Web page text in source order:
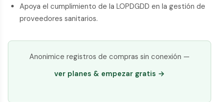
Apoya el cumplimiento de la LOPDGDD en la gestión de
proveedores sanitarios.
Anonimice registros de compras sin conexión —
ver planes & empezar gratis →